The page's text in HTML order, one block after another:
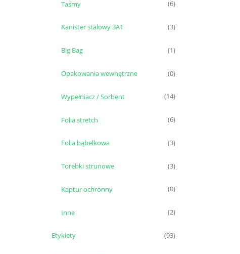
Taśmy (6)
Kanister stalowy 3A1 (3)
Big Bag (1)
Opakowania wewnętrzne (0)
Wypełniacz / Sorbent (14)
Folia stretch (6)
Folia bąbelkowa (3)
Torebki strunowe (3)
Kaptur ochronny (0)
Inne (2)
Etykiety (93)